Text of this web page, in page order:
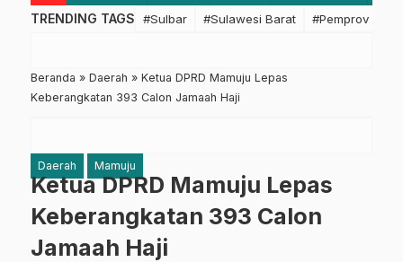
TRENDING TAGS #Sulbar #Sulawesi Barat #Pemprov
Beranda » Daerah » Ketua DPRD Mamuju Lepas
Keberangkatan 393 Calon Jamaah Haji
Daerah Mamuju
Ketua DPRD Mamuju Lepas
Keberangkatan 393 Calon
Jamaah Haji